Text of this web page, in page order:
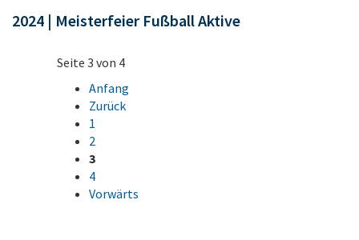
2024 | Meisterfeier Fußball Aktive
Seite 3 von 4
Anfang
Zurück
1
2
3
4
Vorwärts